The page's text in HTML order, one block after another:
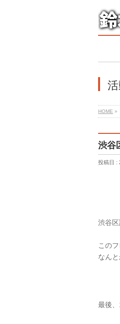
HOME »
渋谷
投稿日 :
渋谷
この
なん
最後